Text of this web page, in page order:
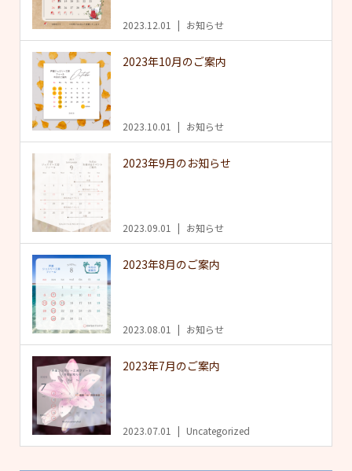
2023.12.01 お知らせ
2023年10月のご案内
2023.10.01 お知らせ
2023年9月のお知らせ
2023.09.01 お知らせ
2023年8月のご案内
2023.08.01 お知らせ
2023年7月のご案内
2023.07.01 Uncategorized